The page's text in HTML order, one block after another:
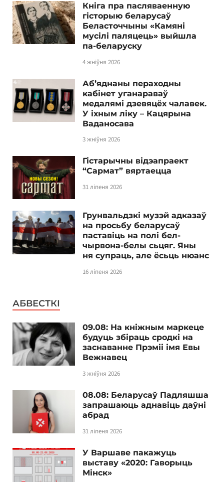
Кніга пра пасляваенную
гісторыю беларусаў
Беласточчыны «Камяні
мусілі паляцець» выйшла
па-беларуску
4 жніўня 2026
Аб’яднаны пераходны
кабінет уганараваў
медалямі дзевяцёх чалавек.
У іхным ліку – Кацярына
Ваданосава
3 жніўня 2026
Гістарычны відэапраект
“Сармат” вяртаецца
31 ліпеня 2026
Грунвальдзкі музэй адказаў
на просьбу беларусаў
паставіць на полі бел-
чырвона-белы сьцяг. Яны
ня супраць, але ёсьць нюанс
16 ліпеня 2026
АБВЕСТКІ
09.08: На кніжным маркеце
будуць збіраць сродкі на
заснаванне Прэміі імя Евы
Вежнавец
3 жніўня 2026
08.08: Беларусаў Падляшша
запрашаюць аднавіць даўні
абрад
31 ліпеня 2026
У Варшаве пакажуць
выставу «2020: Гаворыць
Мінск»